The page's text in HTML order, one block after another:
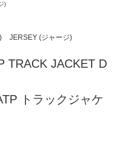
)
JERSEY (ジャージ)
TRACK JACKET D
トラックジャケ